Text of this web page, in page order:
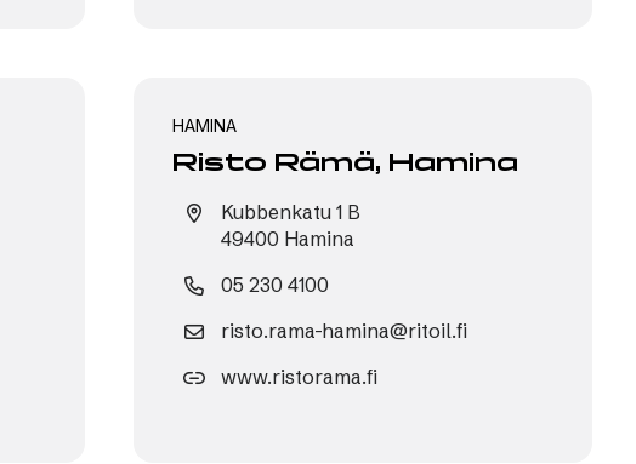
HAMINA
Risto Rämä, Hamina
Kubbenkatu 1 B
49400 Hamina
05 230 4100
risto.rama-hamina@ritoil.fi
www.ristorama.fi